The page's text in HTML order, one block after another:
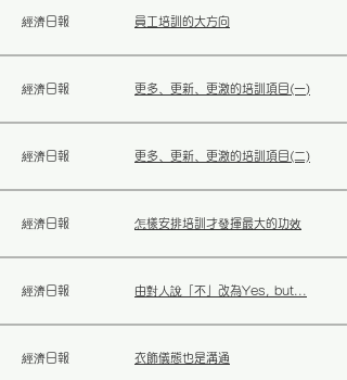
經濟日報 員工培訓的大方向
經濟日報 更多、更新、更激的培訓項目(一)
經濟日報 更多、更新、更激的培訓項目(二)
經濟日報 怎樣安排培訓才發揮最大的功效
經濟日報 由對人說「不」改為Yes, but...
經濟日報 衣飾儀態也是溝通